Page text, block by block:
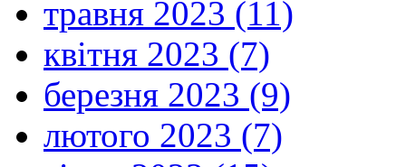
травня 2023 (11)
квітня 2023 (7)
березня 2023 (9)
лютого 2023 (7)